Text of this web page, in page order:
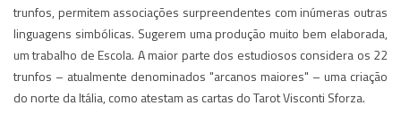
trunfos, permitem associações surpreendentes com inúmeras outras
linguagens simbólicas. Sugerem uma produção muito bem elaborada,
um trabalho de Escola. A maior parte dos estudiosos considera os 22
trunfos – atualmente denominados "arcanos maiores" – uma criação
do norte da Itália, como atestam as cartas do Tarot Visconti Sforza.